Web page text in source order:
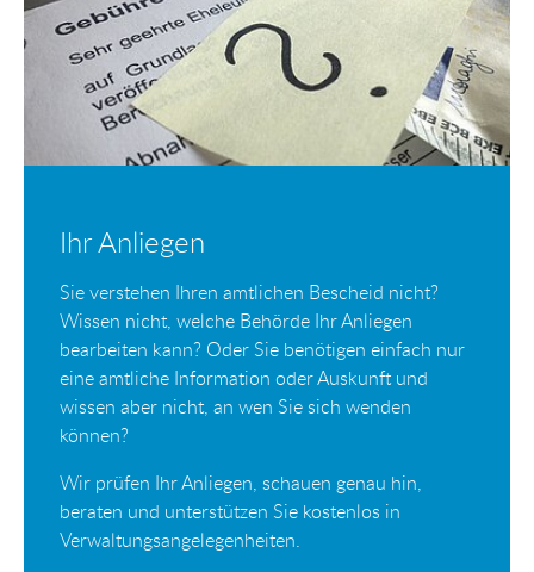
Ihr Anliegen
Sie verstehen Ihren amtlichen Bescheid nicht?
Wissen nicht, welche Behörde Ihr Anliegen
bearbeiten kann? Oder Sie benötigen einfach nur
eine amtliche Information oder Auskunft und
wissen aber nicht, an wen Sie sich wenden
können?
Wir prüfen Ihr Anliegen, schauen genau hin,
beraten und unterstützen Sie kostenlos in
Verwaltungsangelegenheiten.